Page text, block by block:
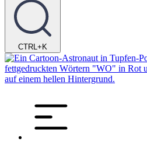
CTRL+K